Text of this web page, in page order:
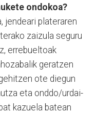
ondokoa?
jendeari plateraren
zaizula seguru
errebueltoak
geratzen
ote diegun
eta onddo/urdai-
kazuela batean